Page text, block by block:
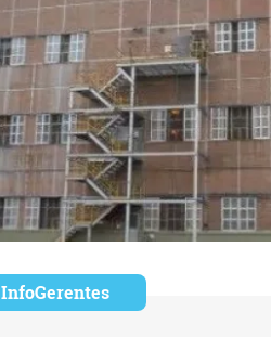
InfoGerentes